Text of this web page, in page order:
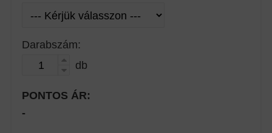
Darabszám:
db
PONTOS ÁR:
-